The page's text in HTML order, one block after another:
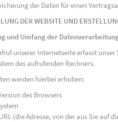
der Daten für einen
DER WEBSITE UND
und Umfang der
unserer Internetseite erfasst
des aufrufenden Rechners.
werden hierbei erhoben:
des Browsers
(die Adresse, von der aus Sie auf